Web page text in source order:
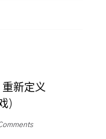
新定义
)